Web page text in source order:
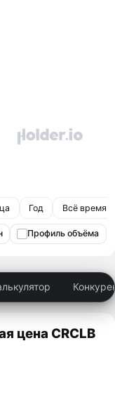
Год Всё время
Профиль объёма
цена CRCLB